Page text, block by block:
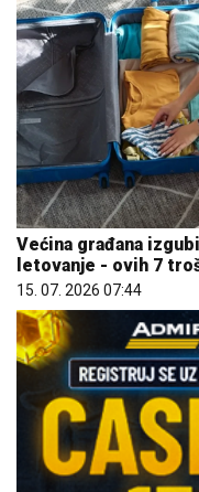
Većina građana
letovanje - ovih 7
15. 07. 2026 07:44